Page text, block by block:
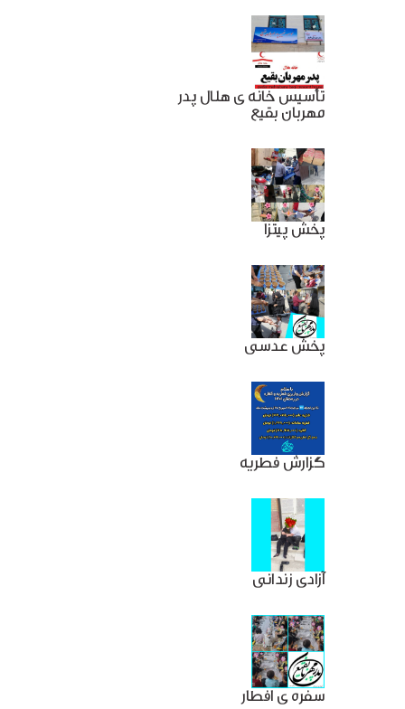
تأسیس خانه ی هلال پدر
مهربان بقیع
پخش پیتزا
پخش عدسی
گزارش فطریه
آزادی زندانی
سفره ی افطار